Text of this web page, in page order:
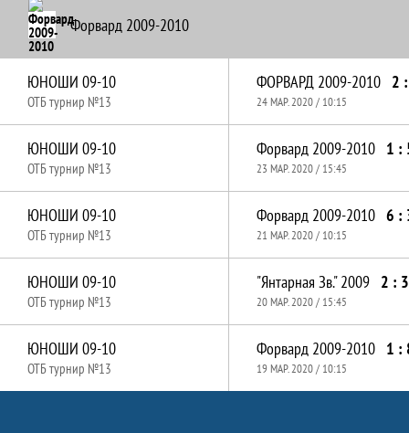
Форвард 2009-2010
ЮНОШИ 09-10
ОТБ турнир №13
ФОРВАРД 2009-2010 2
24 МАР. 2020 / 10:15
ЮНОШИ 09-10
ОТБ турнир №13
Форвард 2009-2010 1 :
23 МАР. 2020 / 15:45
ЮНОШИ 09-10
ОТБ турнир №13
Форвард 2009-2010 6 :
21 МАР. 2020 / 10:15
ЮНОШИ 09-10
ОТБ турнир №13
"Янтарная Зв." 2009 2 : 3
20 МАР. 2020 / 15:45
ЮНОШИ 09-10
ОТБ турнир №13
Форвард 2009-2010 1 :
19 МАР. 2020 / 10:15